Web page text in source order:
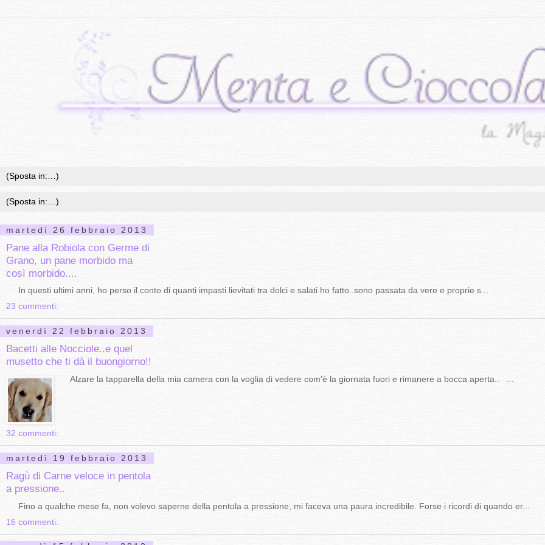
martedì 26 febbraio 2013
Pane alla Robiola con Germe di
Grano, un pane morbido ma
così morbido....
In questi ultimi anni, ho perso il conto di quanti impasti lievitati tra dolci e salati ho fatto..sono passata da vere e proprie s...
23 commenti:
venerdì 22 febbraio 2013
Bacetti alle Nocciole..e quel
musetto che ti dà il buongiorno!!
Alzare la tapparella della mia camera con la voglia di vedere com'è la giornata fuori e rimanere a bocca aperta.. ...
32 commenti:
martedì 19 febbraio 2013
Ragù di Carne veloce in pentola
a pressione..
Fino a qualche mese fa, non volevo saperne della pentola a pressione, mi faceva una paura incredibile. Forse i ricordi di quando er...
16 commenti: